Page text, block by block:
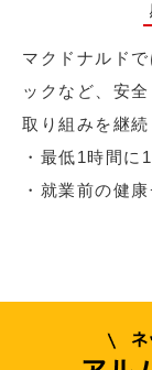
マクドナルド
ックなど、安
取り組みを継続
・最低1時間に
・就業前の健